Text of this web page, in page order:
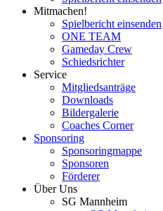
Mitmachen!
Spielbericht einsenden
ONE TEAM
Gameday Crew
Schiedsrichter
Service
Mitgliedsanträge
Downloads
Bildergalerie
Coaches Corner
Sponsoring
Sponsoringmappe
Sponsoren
Förderer
Über Uns
SG Mannheim